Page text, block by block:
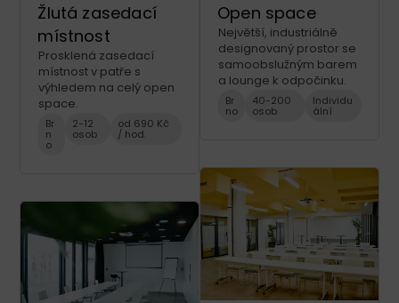
Žlutá zasedací
místnost
Prosklená zasedací
místnost v patře s
výhledem na celý open
space.
Br
n
o
2-12
osob
od 690 Kč
/ hod.
Open space
Největší, industriálně
designovaný prostor se
samoobslužným barem
a lounge k odpočinku.
Br
no
40-200
osob
Individu
ální